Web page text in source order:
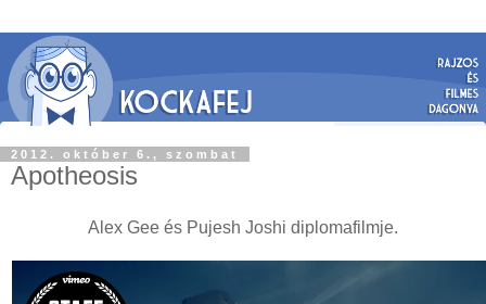
2012. október 6., szombat
Apotheosis
Alex Gee és Pujesh Joshi diplomafilmje.